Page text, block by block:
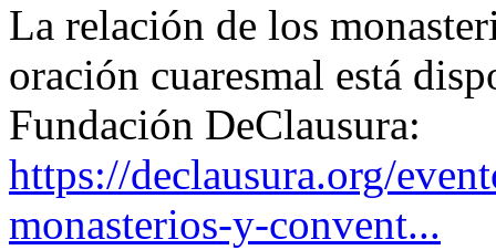
La relación de los
oración cuaresmal está
Fundación DeClausura:
https://declausura.org/
monasterios-y-convent...